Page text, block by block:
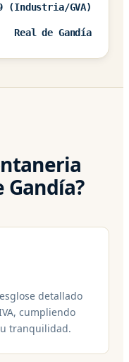
(Industria/GVA)
Real de Gandía
Gandía?
detallado
cumpliendo
tranquilidad.